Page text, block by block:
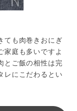
ても肉巻きおにぎ
家庭も多いですよ
とご飯の相性は完
レにこだわるとい